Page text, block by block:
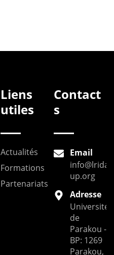
Liens
utiles
Actualités
Formations
Partenariats
Contact
s
Email
info@lrida-
up.org
Adresse
Université
de
Parakou --
BP: 1269
Parakou,